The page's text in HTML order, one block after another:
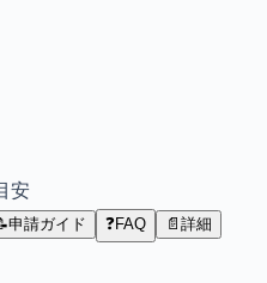
安
申請ガイド ❓FAQ 📄 詳細